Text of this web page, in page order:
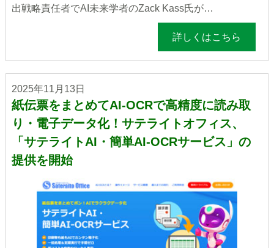
出戦略責任者でAI未来学者のZack Kass氏が…
詳しくはこちら
2025年11月13日
紙伝票をまとめてAI-OCRで高精度に読み取
り・電子データ化！サテライトオフィス、
「サテライトAI・簡単AI-OCRサービス」の
提供を開始